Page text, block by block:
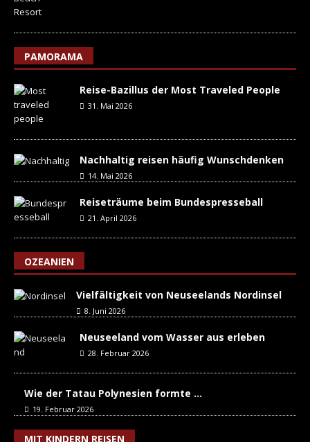
PAMORAMA
Reise-Bazillus der Most Traveled People
31. Mai 2026
Nachhaltig reisen häufig Wunschdenken
14. Mai 2026
Reiseträume beim Bundespresseball
21. April 2026
OZEANIEN
Vielfältigkeit von Neuseelands Nordinsel
8. Juni 2026
Neuseeland vom Wasser aus erleben
28. Februar 2026
Wie der Tatau Polynesien formte …
19. Februar 2026
MIT KINDERN REISEN